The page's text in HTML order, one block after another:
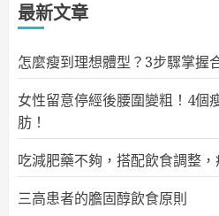
最新文章
怎麼瘦到理想體型？3步驟掌握
女性留意停經後腰圍變粗！4個
肪！
吃減肥藥不夠，搭配飲食調整，
三高患者的膽固醇飲食原則